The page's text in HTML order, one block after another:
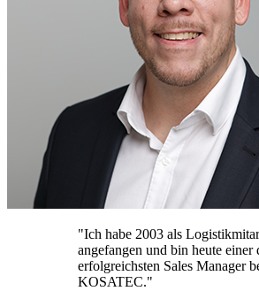
"Ich habe 2003 als
angefangen und bin heute einer
erfolgreichsten Sales Manager
KOSATEC."